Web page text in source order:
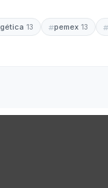
13 pemex 13